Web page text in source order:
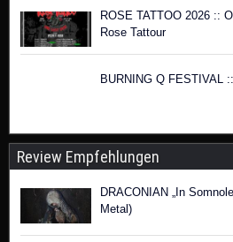
ROSE TATTOO 2026 ::
Rose Tattour
BURNING Q FESTIVAL
Review Empfehlungen
DRACONIAN „In
Metal)